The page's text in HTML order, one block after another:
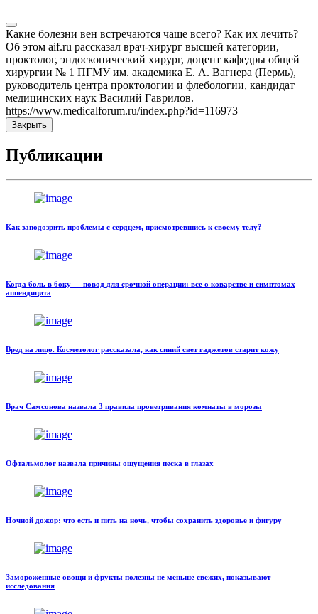
Какие болезни вен встречаются чаще всего? Как их лечить?
Об этом aif.ru рассказал врач-хирург высшей категории,
проктолог, эндоскопический хирург, доцент кафедры общей
хирургии № 1 ПГМУ им. академика Е. А. Вагнера (Пермь),
руководитель центра проктологии и флебологии, кандидат
медицинских наук Василий Гаврилов.
https://www.medicalforum.ru/index.php?id=116973
Закрыть
Публикации
Как заподозрить проблемы с сердцем, присмотревшись к своему телу?
Когда боль в боку — повод для срочной операции: все о коварстве и симптомах
аппендицита
Вред на лицо. Косметолог рассказала, как синий свет гаджетов старит кожу
Врач Самсонова назвала 3 правила проветривания комнаты в морозы
Офтальмолог назвала причины ощущения песка в глазах
Ночной дожор: что есть и пить на ночь, чтобы сохранить здоровье и фигуру
Замороженные овощи и фрукты полезны не меньше свежих, показывают
исследования